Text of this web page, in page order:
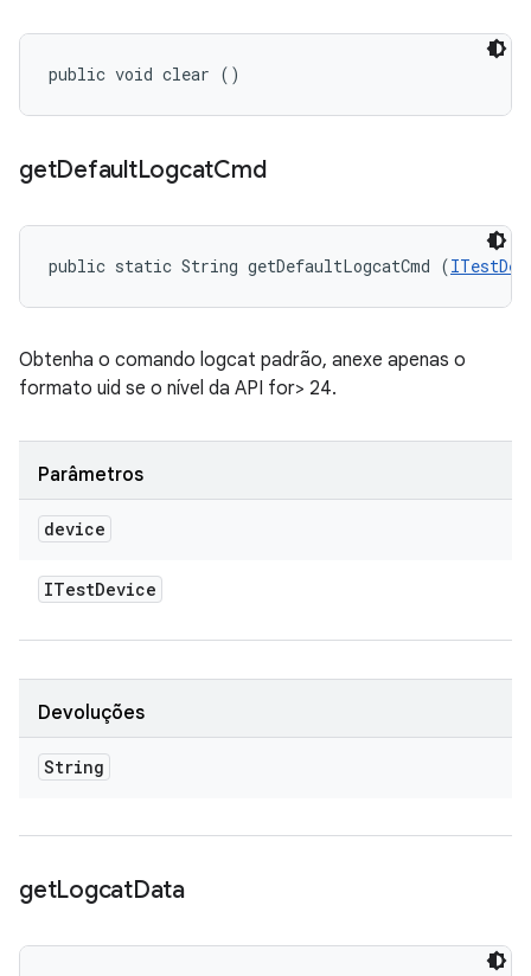
public void clear ()
getDefaultLogcatCmd
public static String getDefaultLogcatCmd (
Obtenha o comando logcat padrão, anexe apenas o
formato uid se o nível da API for> 24.
Parâmetros
device
ITestDevice
Devoluções
String
getLogcatData